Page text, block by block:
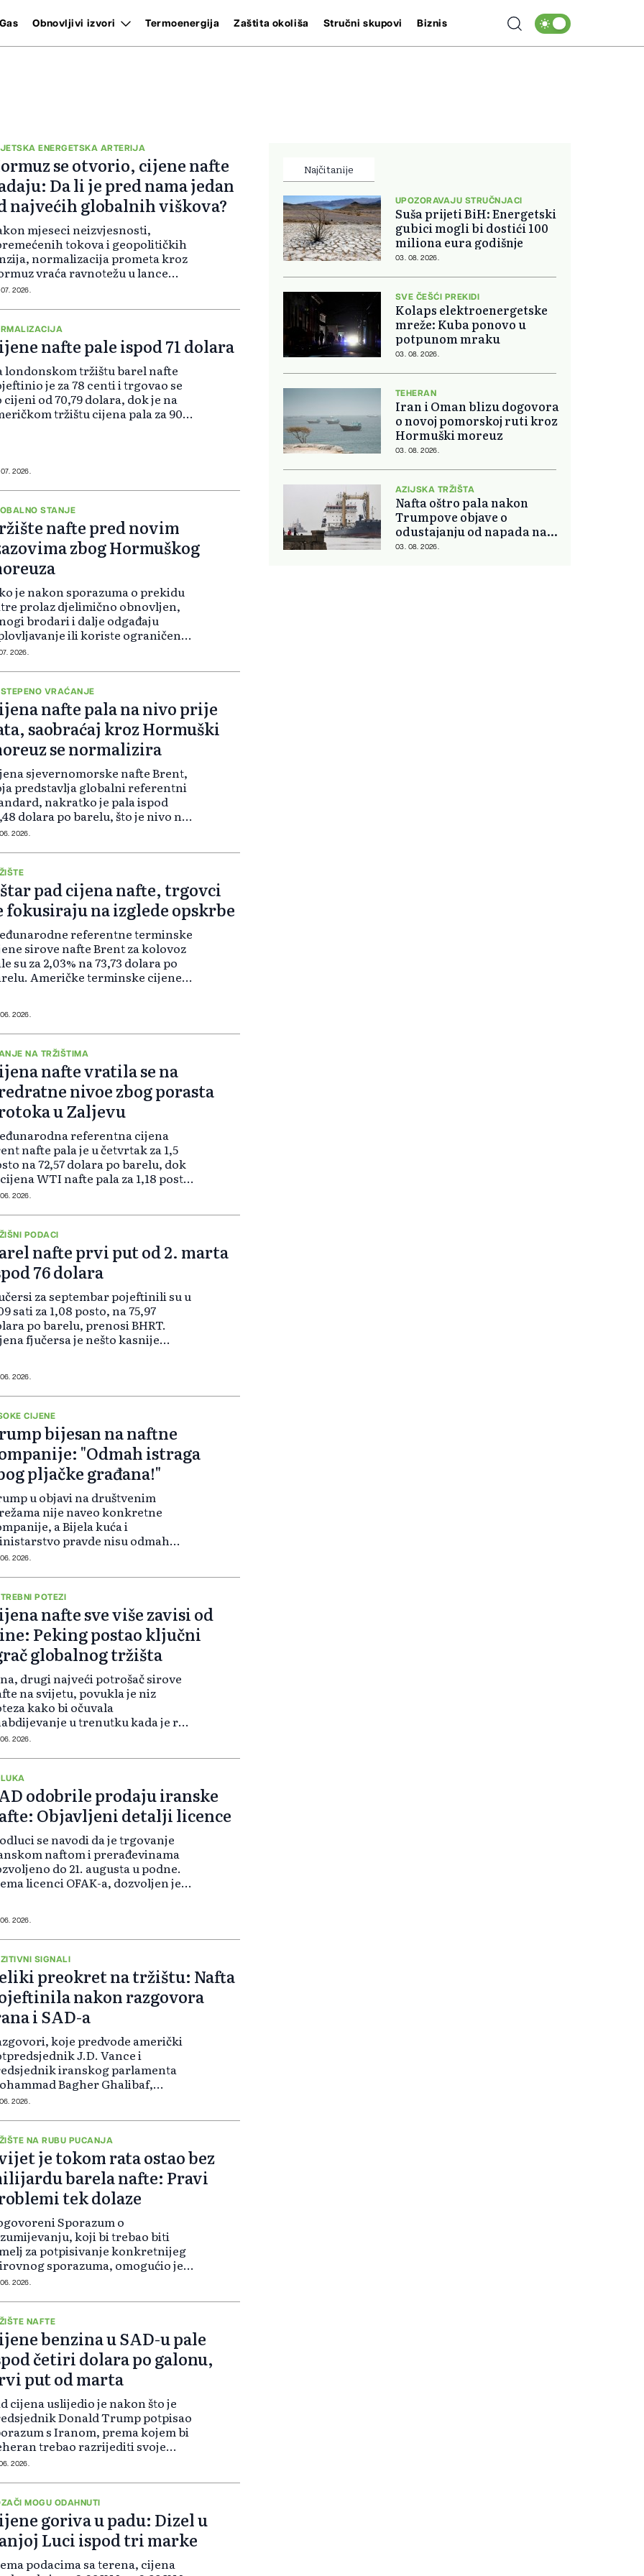
Gas Obnovljivi izvori Termoenergija Zaštita okoliša Stručni skupovi Biznis
ENERGETSKA ARTERIJA
se otvorio, cijene nafte
Da li je pred nama jedan
najvećih globalnih viškova?
mjeseci neizvjesnosti,
tokova i geopolitičkih
normalizacija prometa kroz
vraća ravnotežu u lance
ali istovremeno
Prema procjenama vodećih
2026.
nafte pale ispod 71 dolara
londonskom tržištu barel nafte
je za 78 centi i trgovao se
cijeni od 70,79 dolara, dok je na
tržištu cijena pala za 90
2026.
STANJE
nafte pred novim
zbog Hormuškog
je nakon sporazuma o prekidu
prolaz djelimično obnovljen,
brodari i dalje odgađaju
ili koriste ograničene
što utječe na izvoz nafte iz
transporta i osiguran...
2026.
VRAĆANJE
nafte pala na nivo prije
saobraćaj kroz Hormuški
se normalizira
sjevernomorske nafte Brent,
predstavlja globalni referentni
nakratko je pala ispod
dolara po barelu, što je nivo na
se nalazila dan prije nego što
28. februara pokrenu...
2026.
pad cijena nafte, trgovci
fokusiraju na izglede opskrbe
referentne terminske
sirove nafte Brent za kolovoz
su za 2,03% na 73,73 dolara po
Američke terminske cijene
po barelu. Američki dužnos...
2026.
NA TRŽIŠTIMA
nafte vratila se na
nivoe zbog porasta
u Zaljevu
referentna cijena
nafte pala je u četvrtak za 1,5
na 72,57 dolara po barelu, dok
WTI nafte pala za 1,18 posto
69,51 dolar po barelu. Trgovci su
biti isporučena...
2026.
PODACI
nafte prvi put od 2. marta
76 dolara
za septembar pojeftinili su u
sati za 1,08 posto, na 75,97
po barelu, prenosi BHRT.
fjučersa je nešto kasnije
2026.
CIJENE
bijesan na naftne
"Odmah istraga
pljačke građana!"
u objavi na društvenim
nije naveo konkretne
a Bijela kuća i
pravde nisu odmah
slučaj. Prema
poboljšanje diplomatskih
između SAD-a i Irana d...
2026.
POTEZI
nafte sve više zavisi od
Peking postao ključni
globalnog tržišta
drugi najveći potrošač sirove
na svijetu, povukla je niz
kako bi očuvala
u trenutku kada je rat
prekinuo pristup za više od 11
uvoza, oslanjanjem na
za...
2026.
odobrile prodaju iranske
Objavljeni detalji licence
se navodi da je trgovanje
naftom i prerađevinama
do 21. augusta u podne.
licenci OFAK-a, dozvoljen je
porijekla u SAD, pod
d...
2026.
SIGNALI
preokret na tržištu: Nafta
nakon razgovora
i SAD-a
koje predvode američki
J.D. Vance i
iranskog parlamenta
Bagher Ghalibaf,
su u nedjelju uz
je uslijedio nakon ranijeg
pregovora zbog s...
2026.
NA RUBU PUCANJA
je tokom rata ostao bez
barela nafte: Pravi
tek dolaze
Sporazum o
koji bi trebao biti
za potpisivanje konkretnijeg
sporazuma, omogućio je
otvaranje Hormuškog
odmah su reagovala na to i
nafte ostao je...
2026.
NAFTE
benzina u SAD-u pale
četiri dolara po galonu,
put od marta
cijena uslijedio je nakon što je
Donald Trump potpisao
s Iranom, prema kojem bi
trebao razrijediti svoje
visoko obogaćenog uranija,
SAD. Istovremeno je
a...
2026.
MOGU ODAHNUTI
goriva u padu: Dizel u
Luci ispod tri marke
podacima sa terena, cijena
Najčitanije
UPOZORAVAJU STRUČNJACI
Suša prijeti BiH: Energetski
gubici mogli bi dostići 100
miliona eura godišnje
03. 08. 2026.
SVE ČEŠĆI PREKIDI
Kolaps elektroenergetske
mreže: Kuba ponovo u
potpunom mraku
03. 08. 2026.
TEHERAN
Iran i Oman blizu dogovora
o novoj pomorskoj ruti kroz
Hormuški moreuz
03. 08. 2026.
AZIJSKA TRŽIŠTA
Nafta oštro pala nakon
Trumpove objave o
odustajanju od napada na
Iran
03. 08. 2026.